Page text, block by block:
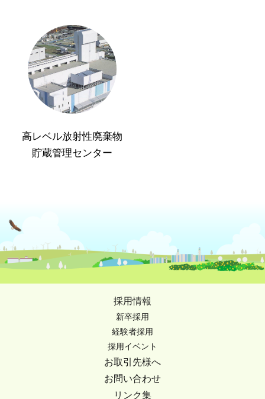
高レベル放射性廃棄物
貯蔵管理センター
採用情報
新卒採用
経験者採用
採用イベント
お取引先様へ
お問い合わせ
リンク集